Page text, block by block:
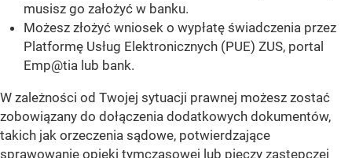
musisz go założyć w banku.
Możesz złożyć wniosek o wypłatę świadczenia przez
Platformę Usług Elektronicznych (PUE) ZUS, portal
Emp@tia lub bank.
W zależności od Twojej sytuacji prawnej możesz zostać
zobowiązany do dołączenia dodatkowych dokumentów,
takich jak orzeczenia sądowe, potwierdzające
sprawowanie opieki tymczasowej lub pieczy zastępczej